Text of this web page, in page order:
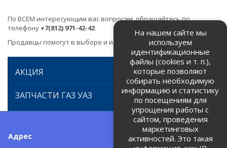
По ВСЕМ интересующим вас вопросам, обращайтесь по
телефону +7(812) 971-42-42
Продавцы помогут в выборе и идентификации товара.
АКЦИЯ
ЗАПЧАСТИ ГАЗ УАЗ
Адрес
Телефоны:
На нашем сайте мы
используем
идентификационные
файлы (cookies и т. п.),
которые позволяют
собирать необходимую
информацию и статистику
по посещениям для
упрощения работы с
сайтом, проведения
маркетинговых
активностей. Это такая